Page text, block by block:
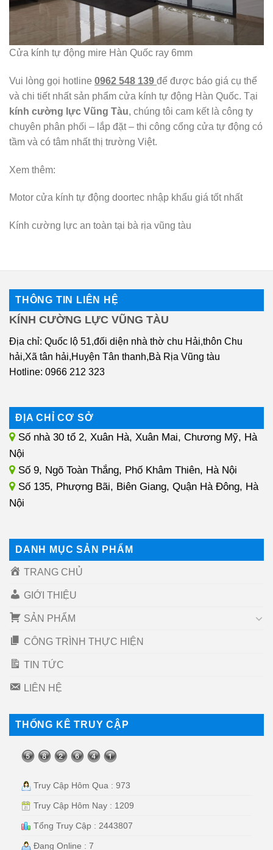
Cửa kính tự động mire Hàn Quốc ray 6mm
Vui lòng gọi hotline 0962 548 139 để được báo giá cụ thể
và chi tiết nhất sản phẩm cửa kính tự động Hàn Quốc. Tại
kính cường lực Vũng Tàu, chúng tôi cam kết là công ty
chuyên phân phối – lắp đặt – thi công cổng cửa tự động có
tầm và có tâm nhất thị trường Việt.
Xem thêm:
Motor cửa kính tự động doortec nhập khẩu giá tốt nhất
Kính cường lực an toàn tại bà rịa vũng tàu
THÔNG TIN LIÊN HỆ
KÍNH CƯỜNG LỰC VŨNG TÀU
Địa chỉ: Quốc lộ 51,đối diện nhà thờ chu Hải,thôn Chu
hải,Xã tân hải,Huyện Tân thanh,Bà Rịa Vũng tàu
Hotline: 0966 212 323
ĐỊA CHỈ CƠ SỞ
Số nhà 30 tổ 2, Xuân Hà, Xuân Mai, Chương Mỹ, Hà
Nội
Số 9, Ngõ Toàn Thắng, Phố Khâm Thiên, Hà Nội
Số 135, Phượng Bãi, Biên Giang, Quận Hà Đông, Hà
Nội
DANH MỤC SẢN PHẨM
TRANG CHỦ
GIỚI THIỆU
SẢN PHẨM
CÔNG TRÌNH THỰC HIỆN
TIN TỨC
LIÊN HỆ
THỐNG KÊ TRUY CẬP
Truy Cập Hôm Qua : 973
Truy Cập Hôm Nay : 1209
Tổng Truy Cập : 2443807
Đang Online : 7